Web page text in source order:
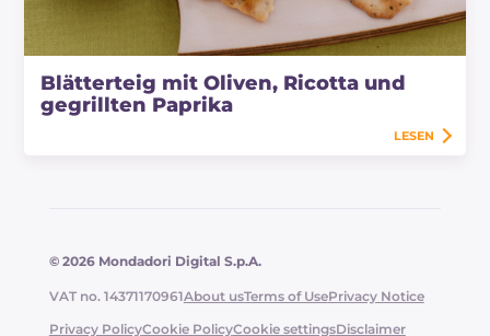
Blätterteig mit Oliven, Ricotta und
gegrillten Paprika
LESEN
© 2026 Mondadori Digital S.p.A.
VAT no. 14371170961About usTerms of UsePrivacy Notice
Privacy PolicyCookie PolicyCookie settingsDisclaimer